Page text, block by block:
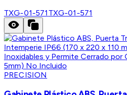
TXG-01-571 TXG-01-571
PRECISION